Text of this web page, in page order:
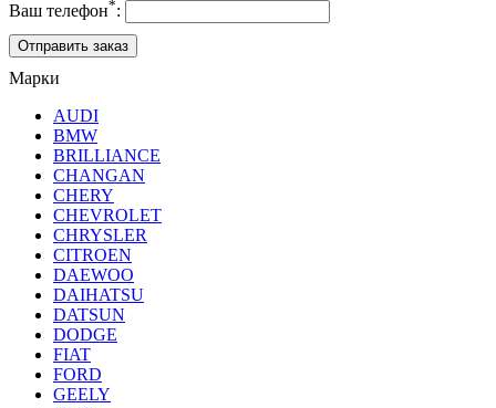
Ваш телефон*:
Марки
AUDI
BMW
BRILLIANCE
CHANGAN
CHERY
CHEVROLET
CHRYSLER
CITROEN
DAEWOO
DAIHATSU
DATSUN
DODGE
FIAT
FORD
GEELY